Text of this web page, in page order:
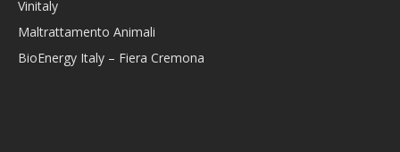
Vinitaly
Maltrattamento Animali
BioEnergy Italy – Fiera Cremona